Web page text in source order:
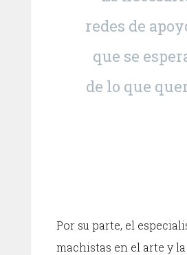
redes de
que se
de lo que
Por su parte, el
machistas en el arte y la